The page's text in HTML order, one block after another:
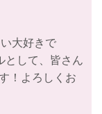
大好きで
として、皆さん
！よろしくお